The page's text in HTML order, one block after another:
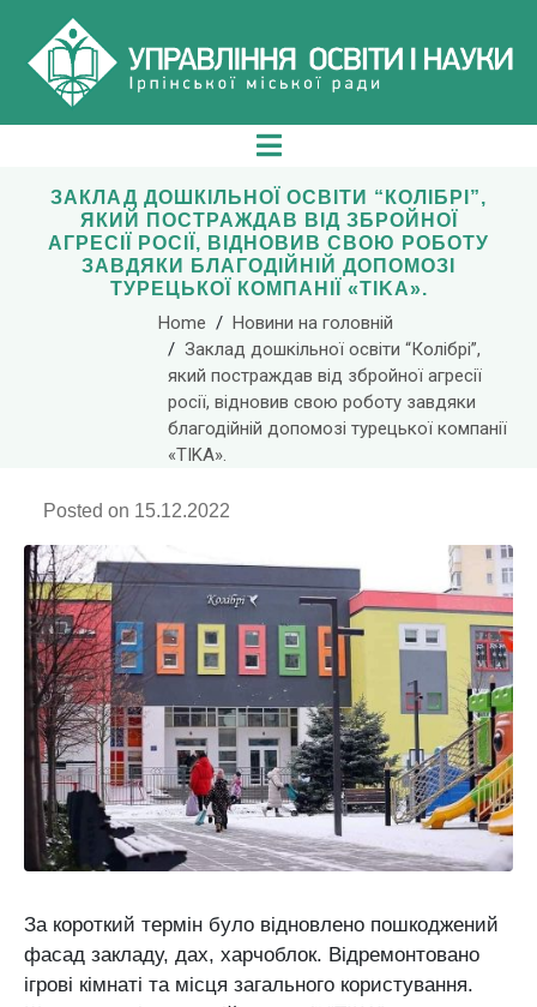
ЗАКЛАД ДОШКІЛЬНОЇ ОСВІТИ “КОЛІБРІ”,
ЯКИЙ ПОСТРАЖДАВ ВІД ЗБРОЙНОЇ
АГРЕСІЇ РОСІЇ, ВІДНОВИВ СВОЮ РОБОТУ
ЗАВДЯКИ БЛАГОДІЙНІЙ ДОПОМОЗІ
ТУРЕЦЬКОЇ КОМПАНІЇ «TIKA».
Home
Новини на головній
Заклад дошкільної освіти “Колібрі”,
який постраждав від збройної агресії
росії, відновив свою роботу завдяки
благодійній допомозі турецької компанії
«TIKA».
Posted on 15.12.2022
За короткий термін було відновлено пошкоджений
фасад закладу, дах, харчоблок. Відремонтовано
ігрові кімнаті та місця загального користування.